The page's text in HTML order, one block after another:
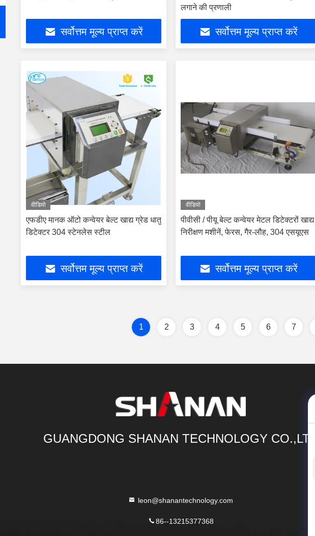
सर्वोत्तम मूल्य प्राप्त करें
लगाने की प्रणाली
सर्वोत्तम मूल्य प्राप्त करें
वीडियो
एफडीए मानक ऑटो कन्वेयर बेल्ट खाद्य ग्रेड धातु
डिटेक्टर 304 स्टेनलेस स्टील
सर्वोत्तम मूल्य प्राप्त करें
वीडियो
पीवीसी / पीयू बेल्ट कन्वेयर मेटल डिटेक्टरों खाद्य
निरीक्षण मशीनें, फेरस, गैर-लौह, 304 एसयूएस
सर्वोत्तम मूल्य प्राप्त करें
1 2 3 4 5 6 7
GUANGDONG SHANAN TECHNOLOGY CO.,LTD
leon@shanantechnology.com
86--13215377368